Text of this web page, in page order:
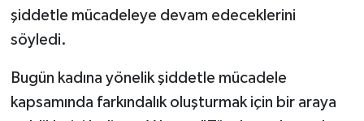
şiddetle mücadeleye devam edeceklerini
söyledi.
Bugün kadına yönelik şiddetle mücadele
kapsamında farkındalık oluşturmak için bir araya